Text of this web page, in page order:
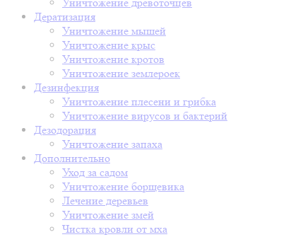
Уничтожение древоточцев
Дератизация
Уничтожение мышей
Уничтожение крыс
Уничтожение кротов
Уничтожение землероек
Дезинфекция
Уничтожение плесени и грибка
Уничтожение вирусов и бактерий
Дезодорация
Уничтожение запаха
Дополнительно
Уход за садом
Уничтожение борщевика
Лечение деревьев
Уничтожение змей
Чистка кровли от мха